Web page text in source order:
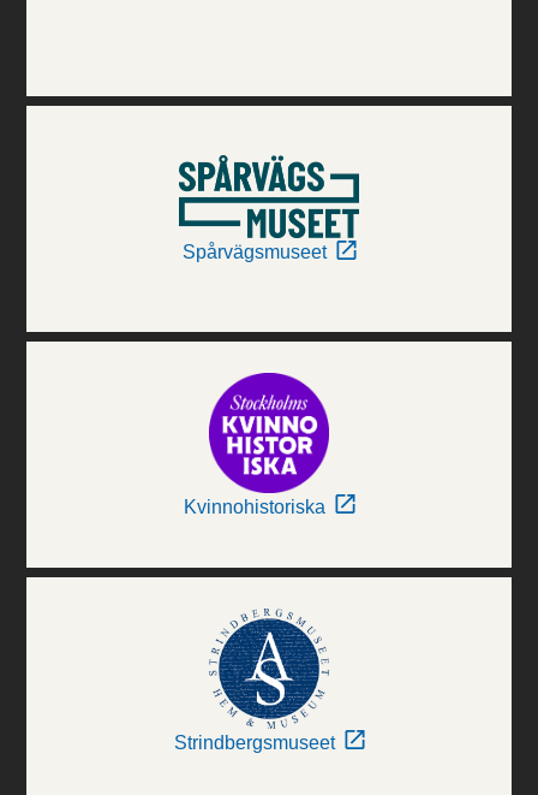
Spårvägsmuseet
Kvinnohistoriska
Strindbergsmuseet